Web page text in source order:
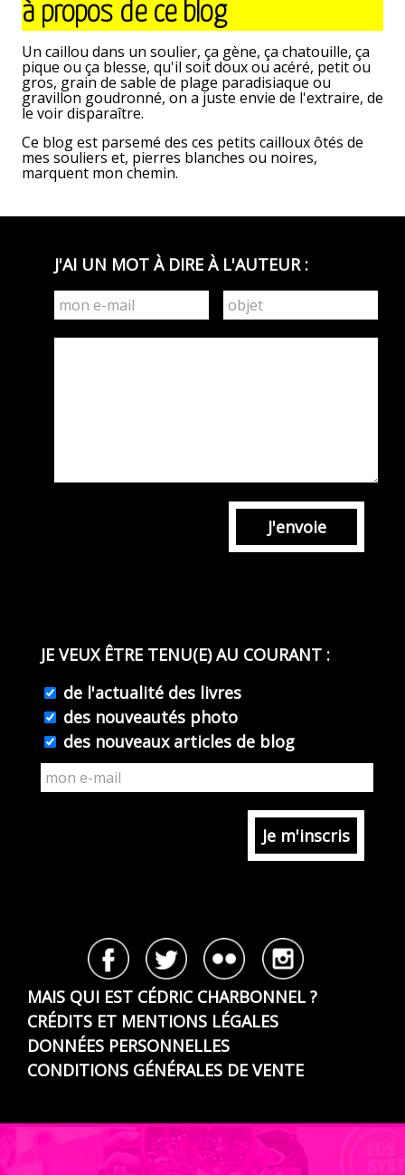
précédent
à propos de ce blog
Un caillou dans un soulier, ça gène, ça chatouille, ça
pique ou ça blesse, qu'il soit doux ou acéré, petit ou
gros, grain de sable de plage paradisiaque ou
gravillon goudronné, on a juste envie de l'extraire, de
le voir disparaître.
Ce blog est parsemé des ces petits cailloux ôtés de
mes souliers et, pierres blanches ou noires,
marquent mon chemin.
J'AI UN MOT À DIRE À L'AUTEUR :
J'envoie
JE VEUX ÊTRE TENU(E) AU COURANT :
de l'actualité des livres
des nouveautés photo
des nouveaux articles de blog
MAIS QUI EST CÉDRIC CHARBONNEL ?
CRÉDITS ET MENTIONS LÉGALES
DONNÉES PERSONNELLES
CONDITIONS GÉNÉRALES DE VENTE